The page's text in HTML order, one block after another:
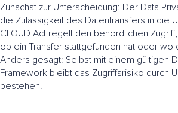
Zunächst zur Unterscheidung: Der Data
die Zulässigkeit des Datentransfers in die
CLOUD Act regelt den behördlichen
ob ein Transfer stattgefunden hat oder wo
Anders gesagt: Selbst mit einem gültigen
Framework bleibt das Zugriffsrisiko durch
bestehen.